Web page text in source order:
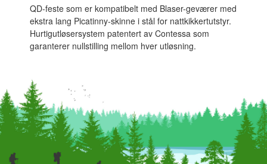
QD-feste som er kompatibelt med Blaser-geværer med
ekstra lang Picatinny-skinne i stål for nattkikkertutstyr.
Hurtigutløsersystem patentert av Contessa som
garanterer nullstilling mellom hver utløsning.